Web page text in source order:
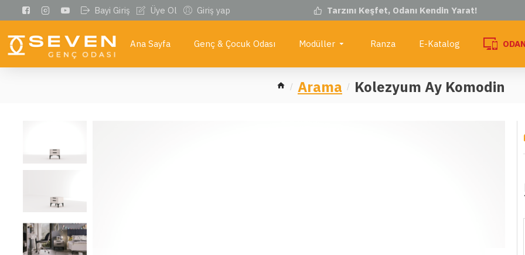
Bayi Giriş Üye Ol Giriş yap Tarzını Keşfet, Odanı Kendin Yarat!
Ana Sayfa Genç & Çocuk Odası Modüller Ranza E-Katalog
Arama Kolezyum Ay Komodin